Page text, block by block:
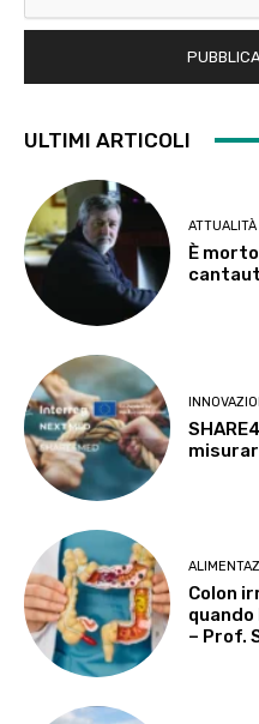
ULTIMI ARTICOLI
ATTUALITÀ
È
Colon
quando
– Prof.